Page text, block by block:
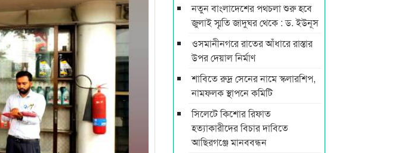
নতুন বাংলাদেশের পথচলা শুরু হবে
জুলাই স্মৃতি জাদুঘর থেকে : ড. ইউনূস
ওসমানীনগরে রাতের আঁধারে রাস্তার
উপর দেয়াল নির্মাণ
শাবিতে রুদ্র সেনের নামে স্কলারশিপ,
নামফলক স্থাপনে কমিটি
সিলেটে কিশোর রিফাত
হত্যাকারীদের বিচার দাবিতে
আছিরগঞ্জে মানববন্ধন